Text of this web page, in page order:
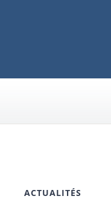
ACTUALITÉS